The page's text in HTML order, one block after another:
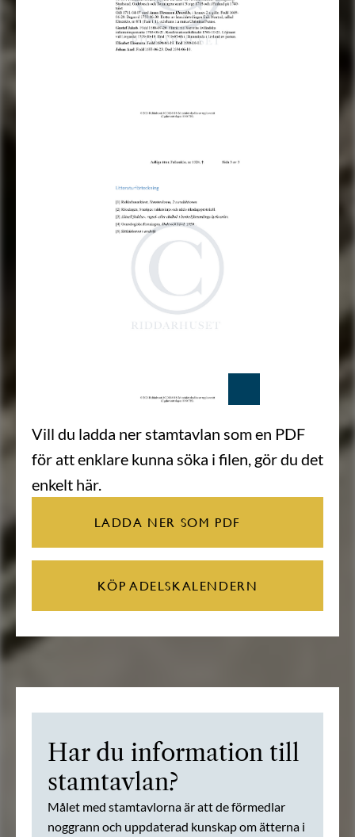
Vill du ladda ner stamtavlan som en PDF
för att enklare kunna söka i filen, gör du det
enkelt här.
LADDA NER SOM PDF
KÖP ADELSKALENDERN
Har du information till
stamtavlan?
Målet med stamtavlorna är att de förmedlar
noggrann och uppdaterad kunskap om ätterna i